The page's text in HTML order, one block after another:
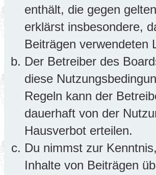
enthält, die gegen
erklärst insbesondere,
Beiträgen verwendeten
Der Betreiber des
diese
Regeln kann der
dauerhaft von der
Hausverbot erteilen.
Du nimmst zur
Inhalte von Beiträgen